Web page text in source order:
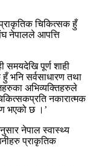
प्राकृतिक चिकित्सक हुँ
नेपालले आपत्ति
समयदेखि पूर्ण शाही
भनि सर्वसाधारण तथा
अभिव्यक्तिहरुले
नकारात्मक
भएको छ ।’
नेपाल स्वास्थ्य
प्राकृतिक